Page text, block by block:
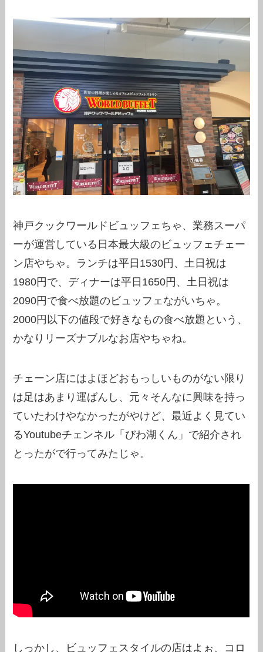
神戸クックワールドビュッフェちゃ、業務スーパ
ーが運営している日本最大級のビュッフェチェー
ン店やちゃ。ランチは平日1530円、土日祝は
1980円で、ディナーは平日1650円、土日祝は
2090円で食べ放題のビュッフェながいちゃ。
2000円以下の値段で好きなもの食べ放題という、
かなりリーズナブルなお店やちゃね。
チェーン店にはよほどおもっしいものがない限り
は足はあまり運ばんし、元々そんなに興味を持っ
ていたわけやなかったがやけど、最近よく見てい
るYoutubeチェンネル「びわ湖くん」で紹介され
とったがで行ってみたじゃ。
しっかし、ビュッフェスタイルの店はよぉ、コロ